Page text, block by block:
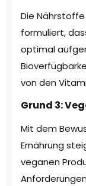
Die Nährstoffe
formuliert,
optimal
von den
Grund 3:
Mit dem
Ernährung
veganen